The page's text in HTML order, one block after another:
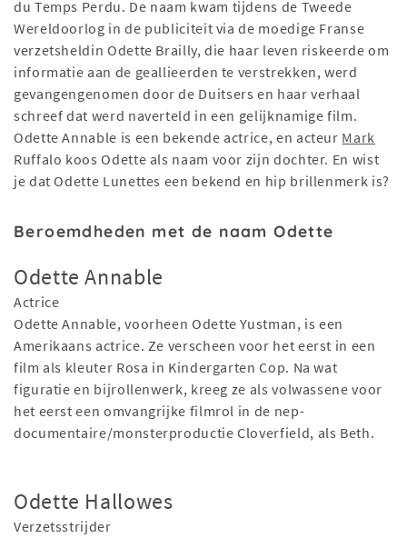
du Temps Perdu. De naam kwam tijdens de Tweede
Wereldoorlog in de publiciteit via de moedige Franse
verzetsheldin Odette Brailly, die haar leven riskeerde om
informatie aan de geallieerden te verstrekken, werd
gevangengenomen door de Duitsers en haar verhaal
schreef dat werd naverteld in een gelijknamige film.
Odette Annable is een bekende actrice, en acteur Mark
Ruffalo koos Odette als naam voor zijn dochter. En wist
je dat Odette Lunettes een bekend en hip brillenmerk is?
Beroemdheden met de naam Odette
Odette Annable
Actrice
Odette Annable, voorheen Odette Yustman, is een
Amerikaans actrice. Ze verscheen voor het eerst in een
film als kleuter Rosa in Kindergarten Cop. Na wat
figuratie en bijrollenwerk, kreeg ze als volwassene voor
het eerst een omvangrijke filmrol in de nep-
documentaire/monsterproductie Cloverfield, als Beth.
Odette Hallowes
Verzetsstrijder